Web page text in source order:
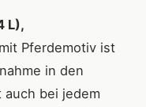
L),
Pferdemotiv ist
in den
bei jedem